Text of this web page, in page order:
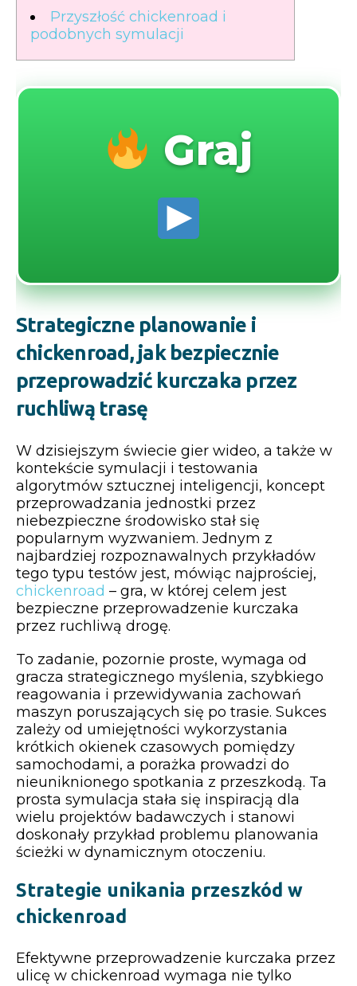
Przyszłość chickenroad i
podobnych symulacji
Graj
Strategiczne planowanie i
chickenroad, jak bezpiecznie
przeprowadzić kurczaka przez
ruchliwą trasę
W dzisiejszym świecie gier wideo, a także w
kontekście symulacji i testowania
algorytmów sztucznej inteligencji, koncept
przeprowadzania jednostki przez
niebezpieczne środowisko stał się
popularnym wyzwaniem. Jednym z
najbardziej rozpoznawalnych przykładów
tego typu testów jest, mówiąc najprościej,
chickenroad – gra, w której celem jest
bezpieczne przeprowadzenie kurczaka
przez ruchliwą drogę.
To zadanie, pozornie proste, wymaga od
gracza strategicznego myślenia, szybkiego
reagowania i przewidywania zachowań
maszyn poruszających się po trasie. Sukces
zależy od umiejętności wykorzystania
krótkich okienek czasowych pomiędzy
samochodami, a porażka prowadzi do
nieuniknionego spotkania z przeszkodą. Ta
prosta symulacja stała się inspiracją dla
wielu projektów badawczych i stanowi
doskonały przykład problemu planowania
ścieżki w dynamicznym otoczeniu.
Strategie unikania przeszkód w
chickenroad
Efektywne przeprowadzenie kurczaka przez
ulicę w chickenroad wymaga nie tylko